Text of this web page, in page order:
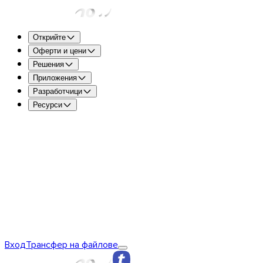
Открийте
Оферти и цени
Решения
Приложения
Разработчици
Ресурси
ВходТрансфер на файлове